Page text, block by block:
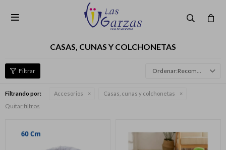

CASAS, CUNAS Y COLCHONETAS
Recomendados
Filtrando por: Accesorios Casas, cunas y colchonetas
Quitar filtros